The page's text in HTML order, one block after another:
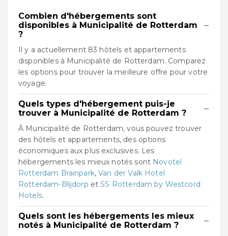
Combien d'hébergements sont
disponibles à Municipalité de Rotterdam
?
−
Il y a actuellement 83 hôtels et appartements
disponibles à Municipalité de Rotterdam. Comparez
les options pour trouver la meilleure offre pour votre
voyage.
Quels types d'hébergement puis-je
trouver à Municipalité de Rotterdam ?
−
À Municipalité de Rotterdam, vous pouvez trouver
des hôtels et appartements, des options
économiques aux plus exclusives. Les
hébergements les mieux notés sont Novotel
Rotterdam Brainpark,Van der Valk Hotel
Rotterdam-Blijdorp etSS Rotterdam by Westcord
Hotels.
Quels sont les hébergements les mieux
notés à Municipalité de Rotterdam ?
−